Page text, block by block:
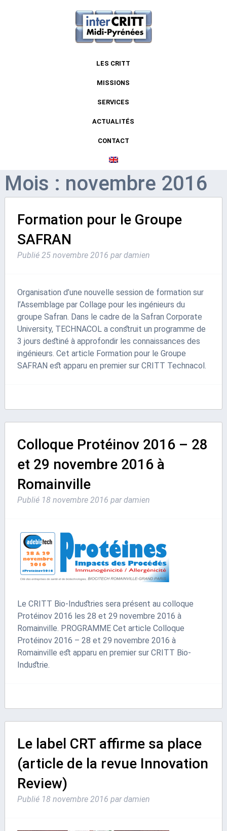
LES CRITT
MISSIONS
SERVICES
ACTUALITÉS
CONTACT
Mois : novembre 2016
Formation pour le Groupe
SAFRAN
Publié 25 novembre 2016 par damien
Organisation d’une nouvelle session de formation sur
l’Assemblage par Collage pour les ingénieurs du
groupe Safran. Dans le cadre de la Safran Corporate
University, TECHNACOL a construit un programme de
3 jours destiné à approfondir les connaissances des
ingénieurs. Cet article Formation pour le Groupe
SAFRAN est apparu en premier sur CRITT Technacol.
Colloque Protéinov 2016 – 28
et 29 novembre 2016 à
Romainville
Publié 18 novembre 2016 par damien
Le CRITT Bio-Industries sera présent au colloque
Protéinov 2016 les 28 et 29 novembre 2016 à
Romainville. PROGRAMME Cet article Colloque
Protéinov 2016 – 28 et 29 novembre 2016 à
Romainville est apparu en premier sur CRITT Bio-
Industrie.
Le label CRT affirme sa place
(article de la revue Innovation
Review)
Publié 18 novembre 2016 par damien